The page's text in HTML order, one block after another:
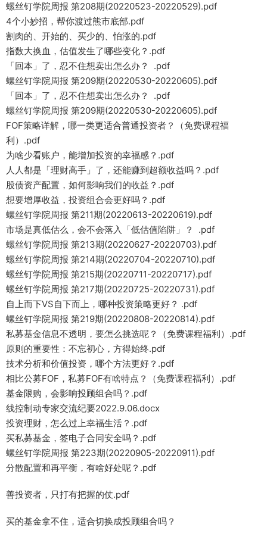
螺丝钉学院周报 第208期(20220523-20220529).pdf
4个小妙招，帮你渡过熊市底部.pdf
割肉的、开始的、买少的、怕涨的.pdf
指数大换血，估值发生了哪些变化？.pdf
「回本」了，忍不住想卖出怎么办？ .pdf
螺丝钉学院周报 第209期(20220530-20220605).pdf
「回本」了，忍不住想卖出怎么办？ .pdf
螺丝钉学院周报 第209期(20220530-20220605).pdf
FOF策略详解，哪一类更适合普通投资者？（免费课程福
利）.pdf
为啥少看账户，能增加投资的幸福感？.pdf
人人都是「理财高手」了，还能赚到超额收益吗？.pdf
股债资产配置，如何影响我们的收益？.pdf
想要增厚收益，投资组合会更好吗？.pdf
螺丝钉学院周报 第211期(20220613-20220619).pdf
市场是真低估么，会不会落入「低估值陷阱」？ .pdf
螺丝钉学院周报 第213期(20220627-20220703).pdf
螺丝钉学院周报 第214期(20220704-20220710).pdf
螺丝钉学院周报 第215期(20220711-20220717).pdf
螺丝钉学院周报 第217期(20220725-20220731).pdf
自上而下VS自下而上，哪种投资策略更好？ .pdf
螺丝钉学院周报 第219期(20220808-20220814).pdf
私募基金信息不透明，要怎么挑选呢？（免费课程福利）.pdf
原则的重要性：不忘初心，方得始终.pdf
技术分析和价值投资，哪个方法更好？.pdf
相比公募FOF，私募FOF有啥特点？（免费课程福利）.pdf
基金限购，会影响投顾组合吗？.pdf
线控制动专家交流纪要2022.9.06.docx
投资理财，怎么过上幸福生活？.pdf
买私募基金，签电子合同安全吗？.pdf
螺丝钉学院周报 第223期(20220905-20220911).pdf
分散配置和再平衡，有啥好处呢？.pdf
善投资者，只打有把握的仗.pdf
买的基金拿不住，适合切换成投顾组合吗？